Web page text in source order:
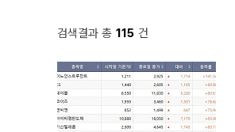
검색결과 총 115 건